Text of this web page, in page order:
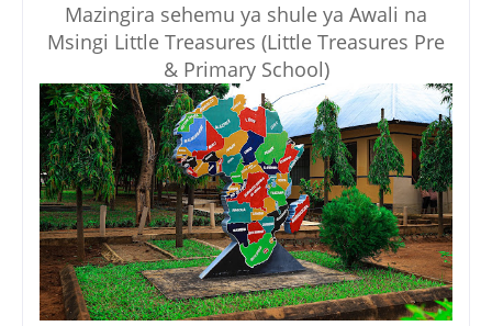
Mazingira sehemu ya shule ya Awali na
Msingi Little Treasures (Little Treasures Pre
& Primary School)